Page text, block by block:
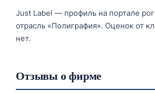
Just Label — профиль на портале
отрасль «Полиграфия». Оценок от
нет.
Отзывы о фирме